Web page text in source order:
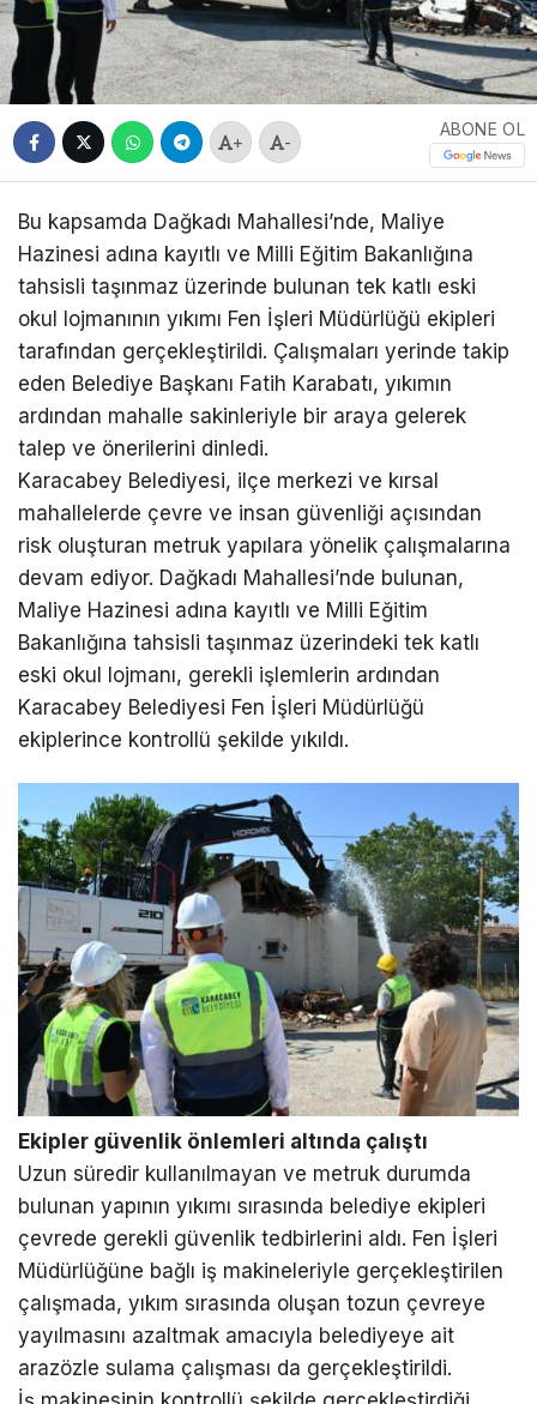
+ -
ABONE OL
Bu kapsamda Dağkadı Mahallesi’nde, Maliye
Hazinesi adına kayıtlı ve Milli Eğitim Bakanlığına
tahsisli taşınmaz üzerinde bulunan tek katlı eski
okul lojmanının yıkımı Fen İşleri Müdürlüğü ekipleri
tarafından gerçekleştirildi. Çalışmaları yerinde takip
eden Belediye Başkanı Fatih Karabatı, yıkımın
ardından mahalle sakinleriyle bir araya gelerek
talep ve önerilerini dinledi.
Karacabey Belediyesi, ilçe merkezi ve kırsal
mahallelerde çevre ve insan güvenliği açısından
risk oluşturan metruk yapılara yönelik çalışmalarına
devam ediyor. Dağkadı Mahallesi’nde bulunan,
Maliye Hazinesi adına kayıtlı ve Milli Eğitim
Bakanlığına tahsisli taşınmaz üzerindeki tek katlı
eski okul lojmanı, gerekli işlemlerin ardından
Karacabey Belediyesi Fen İşleri Müdürlüğü
ekiplerince kontrollü şekilde yıkıldı.
Ekipler güvenlik önlemleri altında çalıştı
Uzun süredir kullanılmayan ve metruk durumda
bulunan yapının yıkımı sırasında belediye ekipleri
çevrede gerekli güvenlik tedbirlerini aldı. Fen İşleri
Müdürlüğüne bağlı iş makineleriyle gerçekleştirilen
çalışmada, yıkım sırasında oluşan tozun çevreye
yayılmasını azaltmak amacıyla belediyeye ait
arazözle sulama çalışması da gerçekleştirildi.